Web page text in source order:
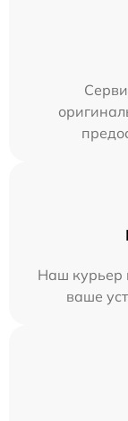
Наш курьер
ваше